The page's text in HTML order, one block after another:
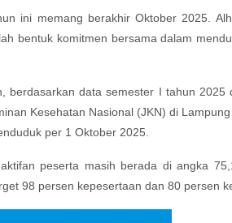
ini memang berakhir Oktober 2025.
bentuk komitmen bersama dalam
berdasarkan data semester I tahun 2025
Kesehatan Nasional (JKN) di
per 1 Oktober 2025.
peserta masih berada di angka
98 persen kepesertaan dan 80 persen